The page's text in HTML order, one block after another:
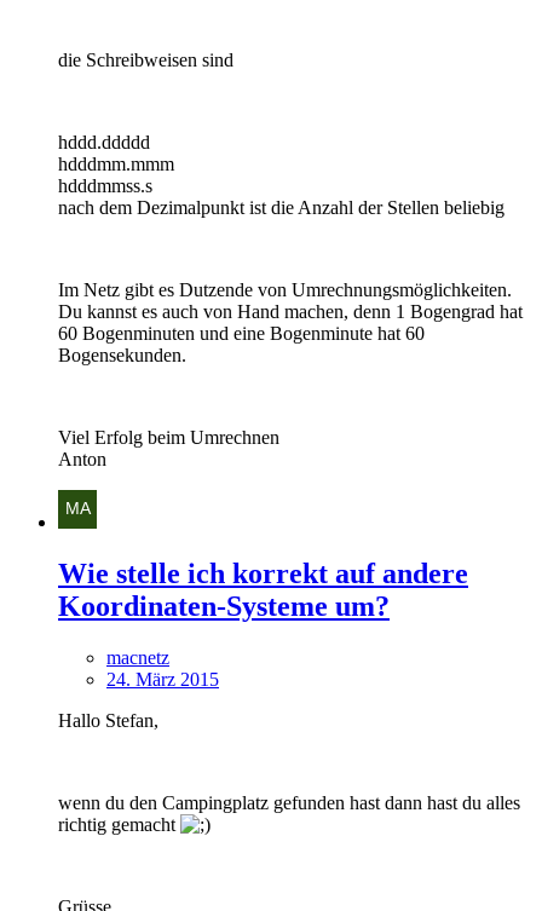
die Schreibweisen sind
hddd.ddddd
hdddmm.mmm
hdddmmss.s
nach dem Dezimalpunkt ist die Anzahl der Stellen beliebig
Im Netz gibt es Dutzende von Umrechnungsmöglichkeiten.
Du kannst es auch von Hand machen, denn 1 Bogengrad hat
60 Bogenminuten und eine Bogenminute hat 60
Bogensekunden.
Viel Erfolg beim Umrechnen
Anton
Wie stelle ich korrekt auf andere
Koordinaten-Systeme um?
macnetz
24. März 2015
Hallo Stefan,
wenn du den Campingplatz gefunden hast dann hast du alles
richtig gemacht
Grüsse